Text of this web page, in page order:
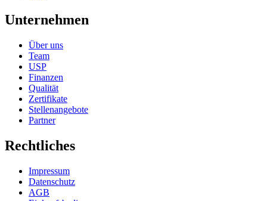
Unternehmen
Über uns
Team
USP
Finanzen
Qualität
Zertifikate
Stellenangebote
Partner
Rechtliches
Impressum
Datenschutz
AGB